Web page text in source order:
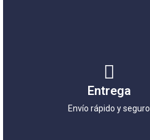
Entrega
Envío rápido y seguro